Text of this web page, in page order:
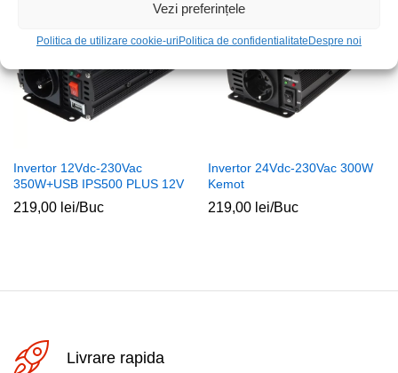
Vezi preferințele
Politica de utilizare cookie-uriPolitica de confidentialitateDespre noi
Invertor 12Vdc-230Vac
350W+USB IPS500 PLUS 12V
219,00 lei/Buc
Invertor 24Vdc-230Vac 300W
Kemot
219,00 lei/Buc
Livrare rapida